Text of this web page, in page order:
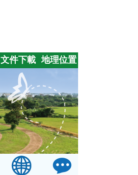
文件下載 地理位置